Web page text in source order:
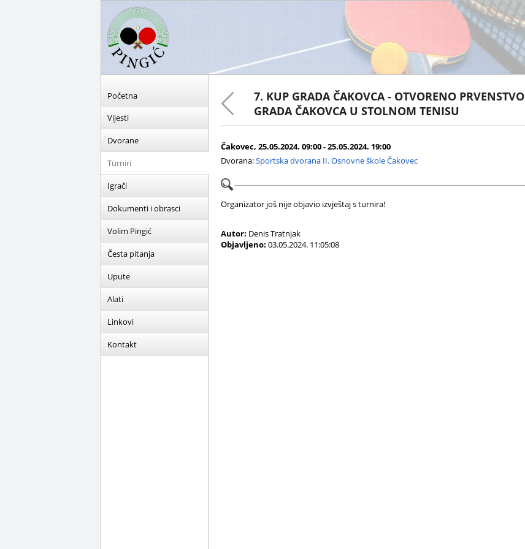
Početna
Vijesti
Dvorane
Turniri
Igrači
Dokumenti i obrasci
Volim Pingić
Česta pitanja
Upute
Alati
Linkovi
Kontakt
7. KUP GRADA ČAKOVCA - OTVORENO PRVENSTVO
GRADA ČAKOVCA U STOLNOM TENISU
Čakovec, 25.05.2024. 09:00 - 25.05.2024. 19:00
Dvorana:Sportska dvorana II. Osnovne škole Čakovec
Organizator još nije objavio izvještaj s turnira!
Autor: Denis Tratnjak
Objavljeno: 03.05.2024. 11:05:08